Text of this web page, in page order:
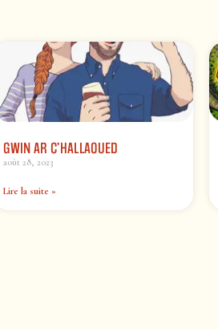
GWIN AR C’HALLAOUED
août 28, 2023
Lire la suite »